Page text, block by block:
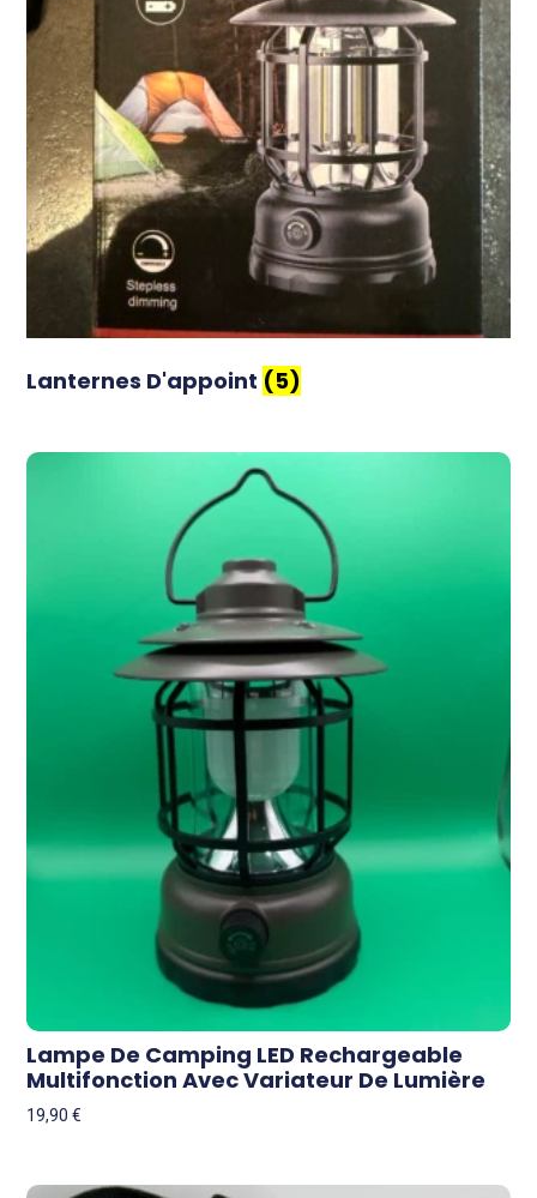
Lanternes D'appoint (5)
Lampe De Camping LED Rechargeable
Multifonction Avec Variateur De Lumière
19,90€